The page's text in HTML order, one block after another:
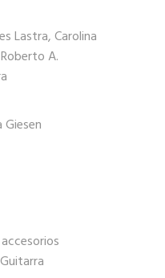
Lastra, Carolina
A.